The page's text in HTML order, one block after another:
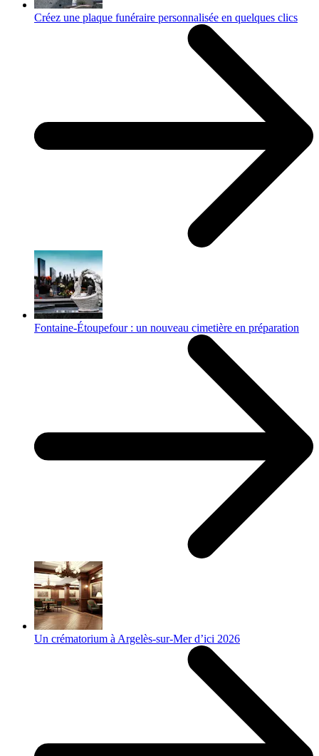
Créez une plaque funéraire personnalisée en quelques clics
Fontaine-Étoupefour : un nouveau cimetière en préparation
Un crématorium à Argelès-sur-Mer d’ici 2026